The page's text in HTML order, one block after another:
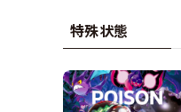
特殊状態